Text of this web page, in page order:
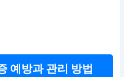
예방과 관리 방법